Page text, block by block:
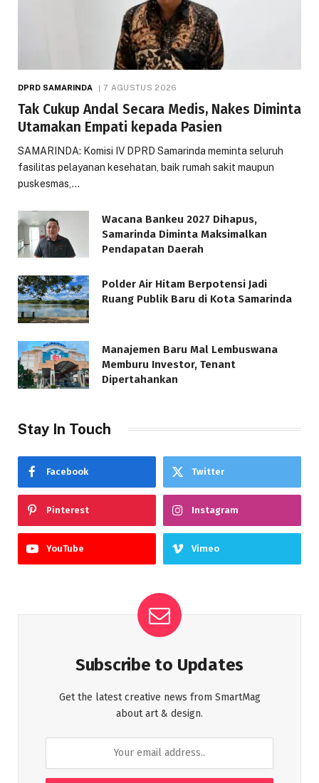
DPRD SAMARINDA 7 AGUSTUS 2026
Tak Cukup Andal Secara Medis, Nakes Diminta
Utamakan Empati kepada Pasien
SAMARINDA: Komisi IV DPRD Samarinda meminta seluruh
fasilitas pelayanan kesehatan, baik rumah sakit maupun
puskesmas,…
Wacana Bankeu 2027 Dihapus,
Samarinda Diminta Maksimalkan
Pendapatan Daerah
Polder Air Hitam Berpotensi Jadi
Ruang Publik Baru di Kota Samarinda
Manajemen Baru Mal Lembuswana
Memburu Investor, Tenant
Dipertahankan
Stay In Touch
Facebook Twitter
Pinterest Instagram
YouTube Vimeo
Subscribe to Updates
Get the latest creative news from SmartMag
about art & design.